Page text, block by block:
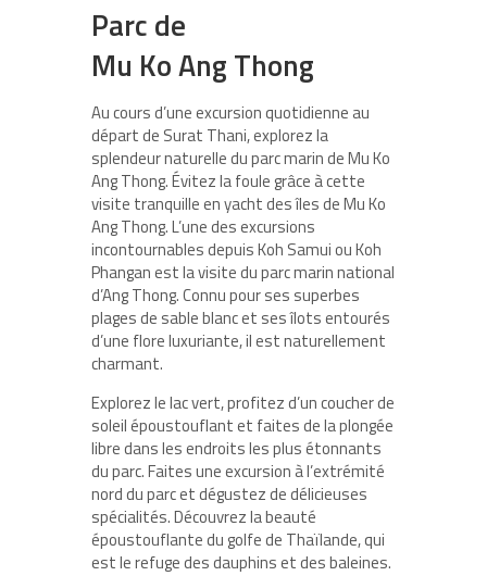
Parc de
Mu Ko Ang Thong
Au cours d’une excursion quotidienne au
départ de Surat Thani, explorez la
splendeur naturelle du parc marin de Mu Ko
Ang Thong. Évitez la foule grâce à cette
visite tranquille en yacht des îles de Mu Ko
Ang Thong. L’une des excursions
incontournables depuis Koh Samui ou Koh
Phangan est la visite du parc marin national
d’Ang Thong. Connu pour ses superbes
plages de sable blanc et ses îlots entourés
d’une flore luxuriante, il est naturellement
charmant.
Explorez le lac vert, profitez d’un coucher de
soleil époustouflant et faites de la plongée
libre dans les endroits les plus étonnants
du parc. Faites une excursion à l’extrémité
nord du parc et dégustez de délicieuses
spécialités. Découvrez la beauté
époustouflante du golfe de Thaïlande, qui
est le refuge des dauphins et des baleines.